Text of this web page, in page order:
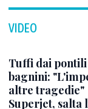
VIDEO
Tuffi dai pontili
bagnini:
altre tragedie"
Superjet, salta